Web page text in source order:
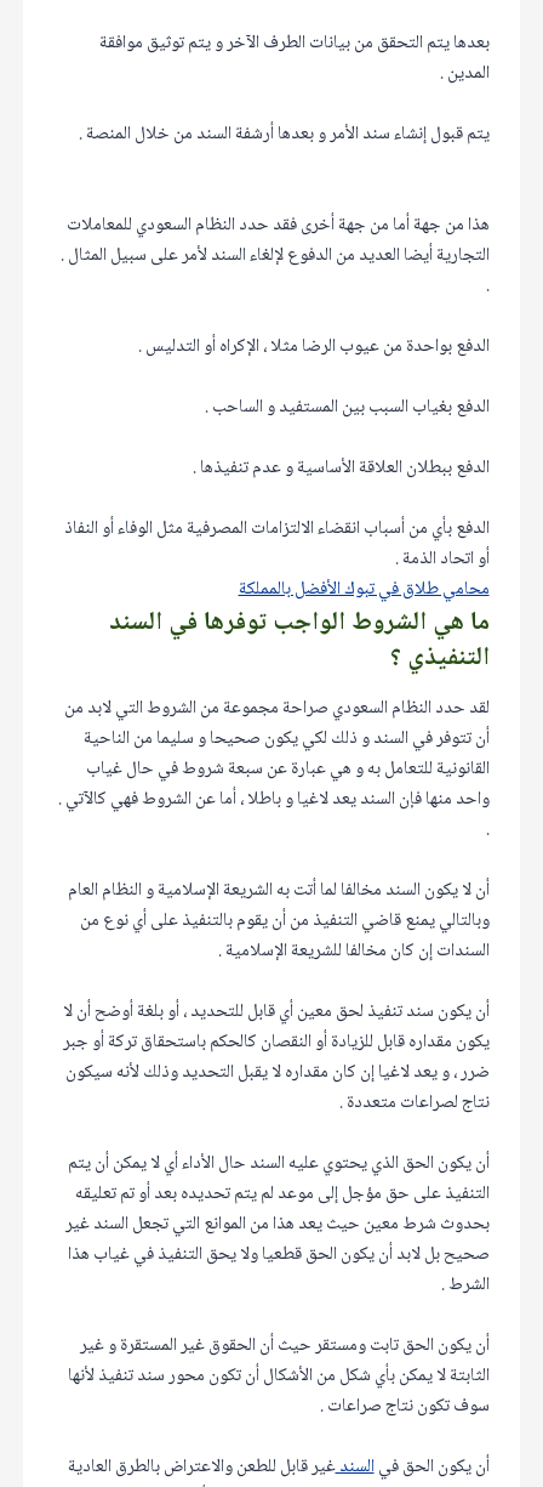
بعدها يتم التحقق من بيانات الطرف الآخر و يتم توثيق موافقة
المدين .
يتم قبول إنشاء سند الأمر و بعدها أرشفة السند من خلال المنصة .
هذا من جهة أما من جهة أخرى فقد حدد النظام السعودي للمعاملات
التجارية أيضا العديد من الدفوع لإلغاء السند لأمر على سبيل المثال .
.
الدفع بواحدة من عيوب الرضا مثلا ، الإكراه أو التدليس .
الدفع بغياب السبب بين المستفيد و الساحب .
الدفع ببطلان العلاقة الأساسية و عدم تنفيذها .
الدفع بأي من أسباب انقضاء الالتزامات المصرفية مثل الوفاء أو النفاذ
أو اتحاد الذمة .
محامي طلاق في تبوك الأفضل بالمملكة
ما هي الشروط الواجب توفرها في السند
التنفيذي ؟
لقد حدد النظام السعودي صراحة مجموعة من الشروط التي لابد من
أن تتوفر في السند و ذلك لكي يكون صحيحا و سليما من الناحية
القانونية للتعامل به و هي عبارة عن سبعة شروط في حال غياب
واحد منها فإن السند يعد لاغيا و باطلا ، أما عن الشروط فهي كالآتي .
.
أن لا يكون السند مخالفا لما أتت به الشريعة الإسلامية و النظام العام
وبالتالي يمنع قاضي التنفيذ من أن يقوم بالتنفيذ على أي نوع من
السندات إن كان مخالفا للشريعة الإسلامية .
أن يكون سند تنفيذ لحق معين أي قابل للتحديد ، أو بلغة أوضح أن لا
يكون مقداره قابل للزيادة أو النقصان كالحكم باستحقاق تركة أو جبر
ضرر ، و يعد لاغيا إن كان مقداره لا يقبل التحديد وذلك لأنه سيكون
نتاج لصراعات متعددة .
أن يكون الحق الذي يحتوي عليه السند حال الأداء أي لا يمكن أن يتم
التنفيذ على حق مؤجل إلى موعد لم يتم تحديده بعد أو تم تعليقه
بحدوث شرط معين حيث يعد هذا من الموانع التي تجعل السند غير
صحيح بل لابد أن يكون الحق قطعيا ولا يحق التنفيذ في غياب هذا
الشرط .
أن يكون الحق تابت ومستقر حيث أن الحقوق غير المستقرة و غير
الثابتة لا يمكن بأي شكل من الأشكال أن تكون محور سند تنفيذ لأنها
سوف تكون نتاج صراعات .
أن يكون الحق فيالسندغير قابل للطعن والاعتراض بالطرق العادية